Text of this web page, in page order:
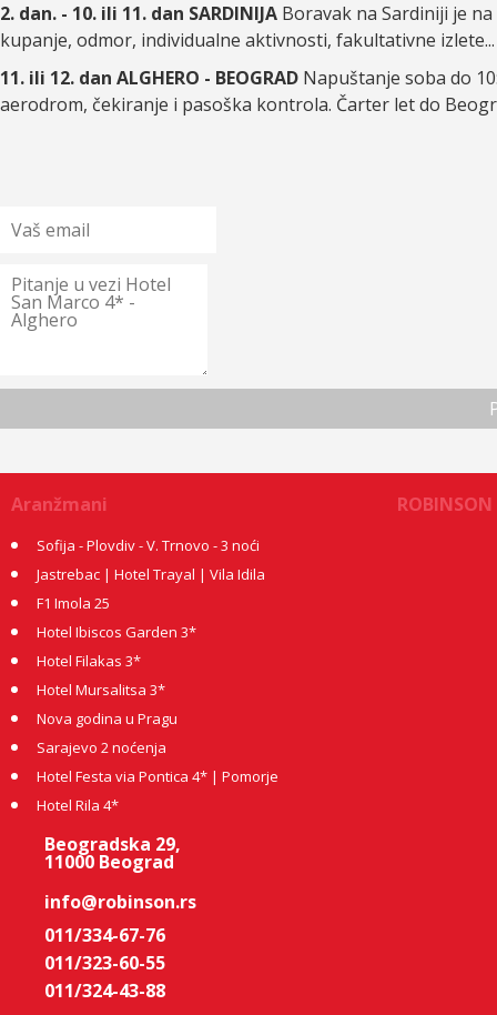
2. dan. - 10. ili 11. dan SARDINIJA Boravak na Sardiniji je
kupanje, odmor, individualne aktivnosti, fakultativne izlete...
11. ili 12. dan ALGHERO - BEOGRAD Napuštanje soba do
aerodrom, čekiranje i pasoška kontrola. Čarter let do
Aranžmani
Sofija - Plovdiv - V. Trnovo - 3 noći
Jastrebac | Hotel Trayal | Vila Idila
F1 Imola 25
Hotel Ibiscos Garden 3*
Hotel Filakas 3*
Hotel Mursalitsa 3*
Nova godina u Pragu
Sarajevo 2 noćenja
Hotel Festa via Pontica 4* | Pomorje
Hotel Rila 4*
ROBINSON
Beogradska 29,
11000 Beograd
info@robinson.rs
011/334-67-76
011/323-60-55
011/324-43-88